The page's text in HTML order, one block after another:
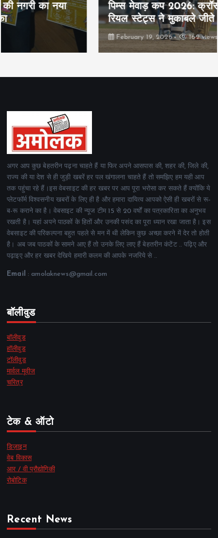
पिम्स मेवाड़ कप 2026: क्रॉसवर्ड व आदित्यम
रियल स्टेट्स ने मुकाबले जीते
162 views
अगर आप कुछ बेहतरीन पढ़ना चाहते हैं या फिर अपने आसपास की, शहर की, जिले की,
राज्य की या देश से ही जुड़ी खबरें हर पल खंगालना चाहते हैं तो समझिए हम यही आप
तक पहुंचा रहे हैं।इस वेबसाइट की हर खबर पर आप पूरा भरोसा कर सकते हैं क्योंकि ये
प्लेटफॉर्म विश्वसनीय खबरों के लिए ही है और हमारा दायित्व आपको ऐसी ही खबरों से रू-
ब-रू कराने का है। वेबसाइट की न्यूज टीम 15 से 20 वर्षों का पत्रकारिता का अनुभव
रखती है। यहां अपने पाठकों के हितों और उनकी पसंद का पूरा ध्यान रखा जाता है। इस
वेबसाइट की परिकल्पना बहुत पहले से मन में थी लेकिन कुछ अच्छा करने में देर तो होती
है। अब जब पाठकों के सामने आए हैं तो उनके लिए लाए हैं बेहतरीन कंटेंट .. पढ़िए और
पढ़ाइए और हर खबर देखिये हमारी कलम की आपके नजरिये से ..
Email : amolaknews@gmail.com
बॉलीवुड
बॉलीवुड
हॉलीवुड
टॉलीवुड
मार्वल मूवीज
चरित्र
टेक & ऑटो
डिज़ाइन
वेब विकास
आर / वी प्रौद्योगिकी
रोबोटिक
Recent News